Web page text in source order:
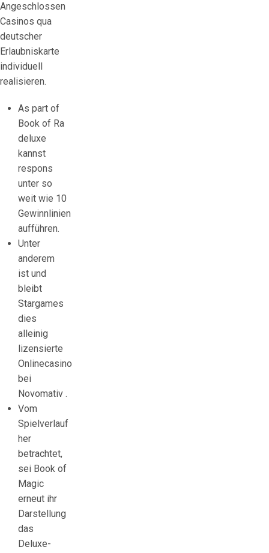
Angeschlossen
Casinos qua
deutscher
Erlaubniskarte
individuell
realisieren.
As part of
Book of Ra
deluxe
kannst
respons
unter so
weit wie 10
Gewinnlinien
aufführen.
Unter
anderem
ist und
bleibt
Stargames
dies
alleinig
lizensierte
Onlinecasino
bei
Novomativ .
Vom
Spielverlauf
her
betrachtet,
sei Book of
Magic
erneut ihr
Darstellung
das
Deluxe-